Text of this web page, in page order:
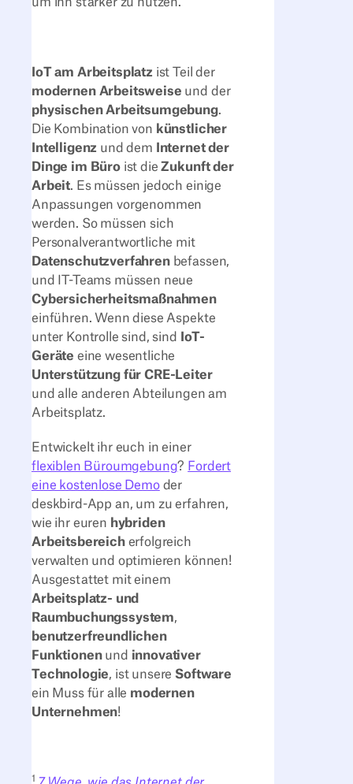
IoT am Arbeitsplatz ist Teil der
modernen Arbeitsweise und der
physischen Arbeitsumgebung.
Die Kombination von künstlicher
Intelligenz und dem
Internet der
Dinge im Büroist dieZukunft der
Arbeit. Es müssen jedoch einige
Anpassungen vorgenommen
werden. So müssen sich
Personalverantwortliche mit
Datenschutzverfahrenbefassen,
und IT-Teams müssen neue
Cybersicherheitsmaßnahmen
einführen. Wenn diese Aspekte
unter Kontrolle sind, sind
IoT-
Geräte eine wesentliche
Unterstützung für CRE-Leiter
und alle anderen Abteilungen am
Arbeitsplatz.
Entwickelt ihr euch in einer
flexiblen Büroumgebung? Fordert
eine kostenlose Demoder
deskbird-App an, um zu erfahren,
wie ihr euren hybriden
Arbeitsbereicherfolgreich
verwalten und optimieren können!
Ausgestattet mit einem
Arbeitsplatz- und
Raumbuchungssystem,
benutzerfreundlichen
Funktionenund innovativer
Technologie, ist unsere Software
ein Muss für alle modernen
Unternehmen!
1